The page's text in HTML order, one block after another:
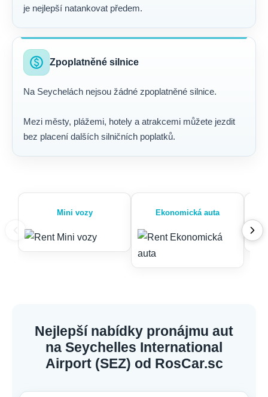
je nejlepší natankovat předem.
paid Zpoplatněné silnice
Na Seychelách nejsou žádné zpoplatněné silnice.
Mezi městy, plážemi, hotely a atrakcemi můžete jezdit
bez placení dalších silničních poplatků.
Mini vozy Ekonomická auta
Nejlepší nabídky pronájmu aut
na Seychelles International
Airport (SEZ) od RosCar.sc